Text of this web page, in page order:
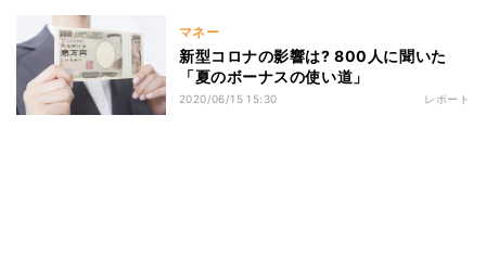
マネー
新型コロナの影響は? 800人に聞いた
「夏のボーナスの使い道」
2020/06/15 15:30 レポート